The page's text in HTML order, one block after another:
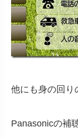
他にも身の回り
Panasonicの補